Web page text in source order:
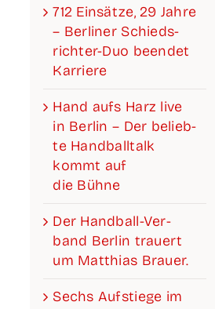
712 Ein­sät­ze, 29 Jah­re
– Ber­li­ner Schieds­­­
rich­­­ter-Duo been­det
Karriere
Hand aufs Harz live
in Ber­lin – Der belieb­
te Hand­ball­talk
kommt auf
die Bühne
Der Han­­d­­­ball-Ver­­­­­
band Ber­lin trau­ert
um Mat­thi­as Brauer.
Sechs Auf­stie­ge im